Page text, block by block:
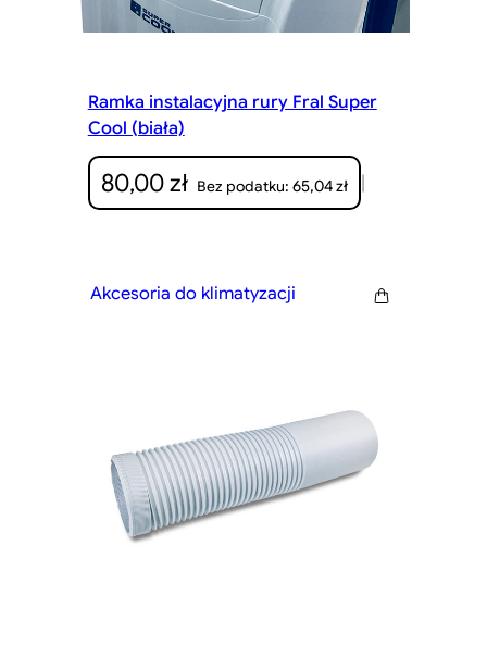
Ramka instalacyjna rury Fral Super
Cool (biała)
80,00zł Bez podatku: 65,04zł |
Akcesoria do klimatyzacji